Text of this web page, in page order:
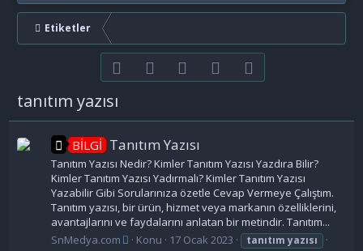
Etiketler
FacebookTwitter youtubeBize ulaşın
tanıtım yazısı
BİLGİ Tanıtım Yazısı
Tanıtım Yazısı Nedir? Kimler Tanıtım Yazısı Yazdıra Bilir?
Kimler Tanıtım Yazısı Yadırmalı? Kimler Tanıtım Yazısı
Yazabilir Gibi Sorularınıza özetle Cevap Vermeye Çalıştım.
Tanıtım yazısı, bir ürün, hizmet veya markanın özelliklerini,
avantajlarını ve faydalarını anlatan bir metindir. Tanıtım...
SnMedya.com
Konu 17 Ocak 2023 tanıtım yazısı